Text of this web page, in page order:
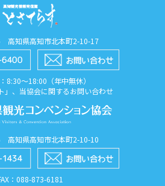
高知県高知市北本町2-10-17
8:30〜18:00（年中無休）
」、当協会に関するお問い合わせ
高知県高知市北本町2-10-10
：088​-873​-6181